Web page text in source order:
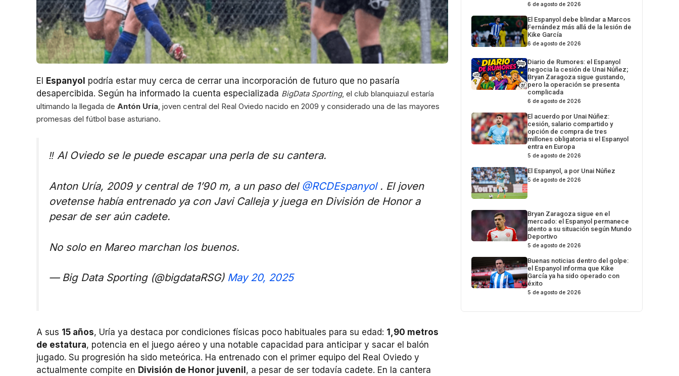
El Espanyol podría estar muy cerca de cerrar una incorporación de futuro que no pasaría
desapercibida. Según ha informado la cuenta especializada BigData Sporting, el club blanquiazul estaría
ultimando la llegada de Antón Uría, joven central del Real Oviedo nacido en 2009 y considerado una de las mayores
promesas del fútbol base asturiano.
‼️ Al Oviedo se le puede escapar una perla de su cantera.
Anton Uría, 2009 y central de 1’90 m, a un paso del @RCDEspanyol. El joven
ovetense había entrenado ya con Javi Calleja y juega en División de Honor a
pesar de ser aún cadete.
No solo en Mareo marchan los buenos.
— Big Data Sporting (@bigdataRSG) May 20, 2025
A sus 15 años, Uría ya destaca por condiciones físicas poco habituales para su edad: 1,90 metros
de estatura, potencia en el juego aéreo y una notable capacidad para anticipar y sacar el balón
jugado. Su progresión ha sido meteórica. Ha entrenado con el primer equipo del Real Oviedo y
actualmente compite en División de Honor juvenil , a pesar de ser todavía cadete. En la cantera
6 de agosto de 2026
El Espanyol debe blindar a Marcos
Fernández más allá de la lesión de
Kike García
6 de agosto de 2026
Diario de Rumores: el Espanyol
negocia la cesión de Unai Núñez;
Bryan Zaragoza sigue gustando,
pero la operación se presenta
complicada
6 de agosto de 2026
El acuerdo por Unai Núñez:
cesión, salario compartido y
opción de compra de tres
millones obligatoria si el Espanyol
entra en Europa
5 de agosto de 2026
El Espanyol, a por Unai Núñez
5 de agosto de 2026
Bryan Zaragoza sigue en el
mercado: el Espanyol permanece
atento a su situación según Mundo
Deportivo
5 de agosto de 2026
Buenas noticias dentro del golpe:
el Espanyol informa que Kike
García ya ha sido operado con
éxito
5 de agosto de 2026